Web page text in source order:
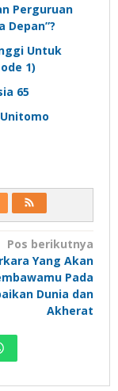
Perguruan
Depan”?
Untuk
1)
65
Pos berikutnya
Yang Akan
Pada
Dunia dan
Akherat